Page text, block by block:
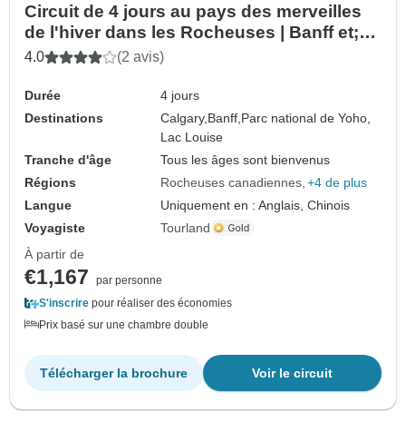
Circuit de 4 jours au pays des merveilles
de l'hiver dans les Rocheuses | Banff et;
Lake Louise et; Lake Minnewanka ou
4.0 (2 avis)
Durée
4 jours
Destinations
Calgary, Banff, Parc national de Yoho,
Lac Louise
Tranche d'âge
Tous les âges sont bienvenus
Régions
Rocheuses canadiennes +4 de plus
Langue
Uniquement en : Anglais, Chinois
Voyagiste
Tourland
À partir de
€1,167
par personne
S'inscrire pour réaliser des économies
Prix basé sur une chambre double
Voir le circuit
Télécharger la brochure